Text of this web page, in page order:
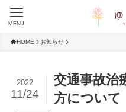
MENU
HOME お知らせ
交通事故治
方について
2022
11/24